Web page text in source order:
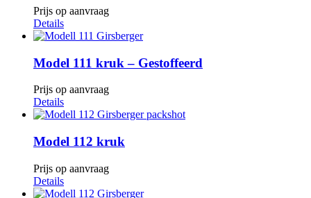
Prijs op aanvraag
Details
Model 111 kruk – Gestoffeerd
Prijs op aanvraag
Details
Model 112 kruk
Prijs op aanvraag
Details